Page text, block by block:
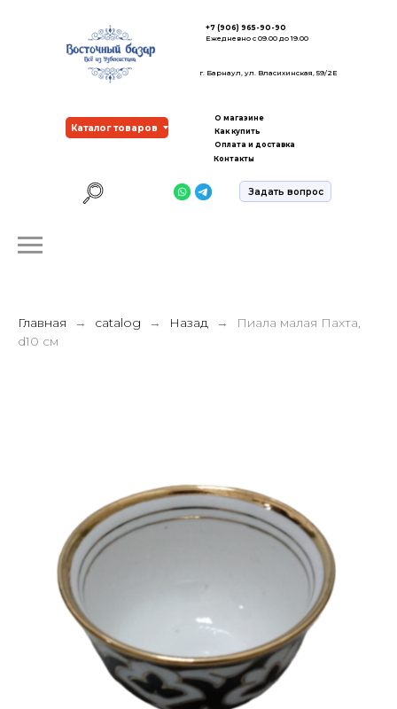
+7 (906) 965-90-90
Ежедневно с 09.00 до 19.00
г. Барнаул, ул. Власихинская, 59/2Е
Каталог товаров
Задать вопрос
О магазине
Как купить
Оплата и доставка
Контакты
Главная catalog Назад
Пиала малая Пахта,
d10 см